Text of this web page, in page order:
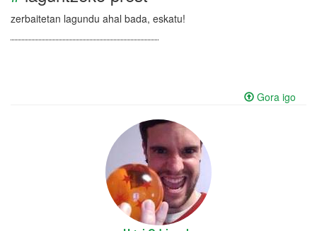
zerbaitetan lagundu ahal bada, eskatu!
Gora igo